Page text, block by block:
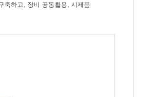
축하고, 장비 공동활용, 시제품